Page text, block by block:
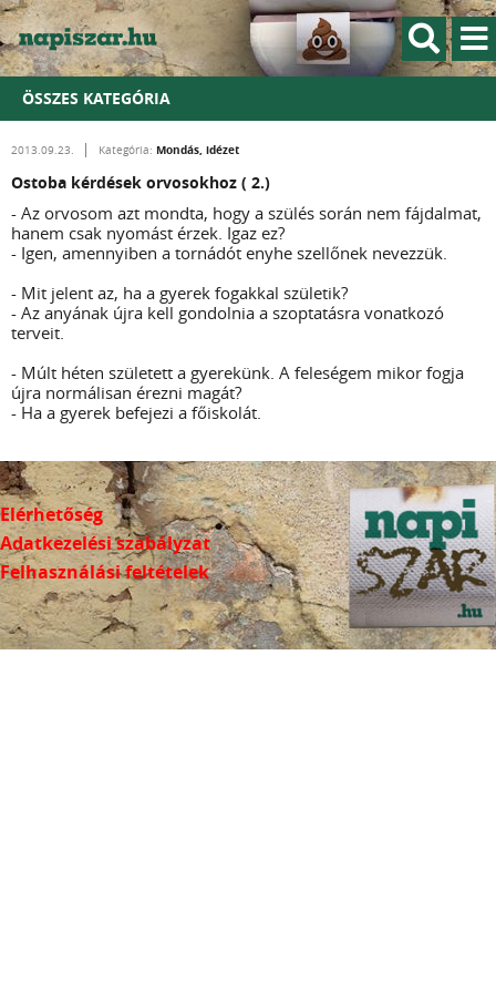
ÖSSZES KATEGÓRIA
2013.09.23. Kategória: Mondás, idézet
Ostoba kérdések orvosokhoz ( 2.)
- Az orvosom azt mondta, hogy a szülés során nem fájdalmat,
hanem csak nyomást érzek. Igaz ez?
- Igen, amennyiben a tornádót enyhe szellőnek nevezzük.
- Mit jelent az, ha a gyerek fogakkal születik?
- Az anyának újra kell gondolnia a szoptatásra vonatkozó
terveit.
- Múlt héten született a gyerekünk. A feleségem mikor fogja
újra normálisan érezni magát?
- Ha a gyerek befejezi a főiskolát.
Elérhetőség
Adatkezelési szabályzat
Felhasználási feltételek